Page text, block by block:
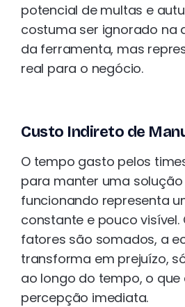
potencial de multas e
costuma ser ignorado na
da ferramenta, mas
real para o negócio.
Custo Indireto de
O tempo gasto pelos
para manter uma
funcionando representa
constante e pouco visível.
fatores são somados, a
transforma em prejuízo,
ao longo do tempo, o que
percepção imediata.